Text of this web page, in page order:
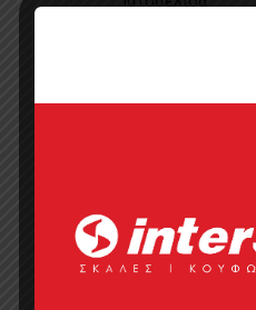
Κατάλογος σε pdf
Σημεία πώλησης